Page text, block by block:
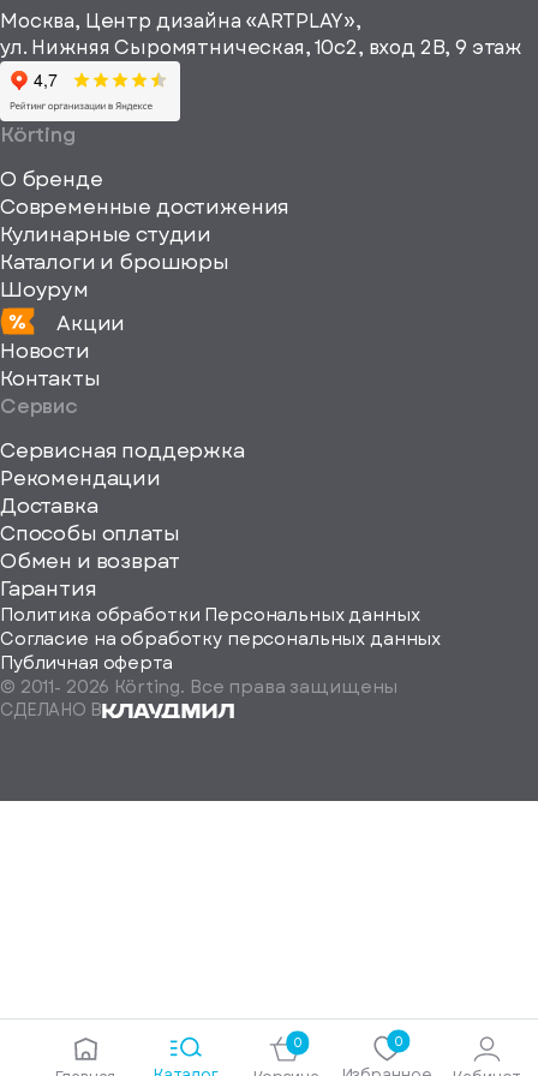
информационные
материалы
viewBox="0
0
Москва, Центр дизайна «ARTPLAY»,
ул. Нижняя Сыромятническая, 10с2, вход 2B, 9 этаж
Körting
О бренде
Современные достижения
Кулинарные студии
Каталоги и брошюры
Шоурум
Акции
Новости
Контакты
Сервис
Сервисная поддержка
Рекомендации
Доставка
Способы оплаты
Обмен и возврат
Гарантия
Политика обработки Персональных данных
Согласие на обработку персональных данных
Публичная оферта
© 2011- 2026 Körting. Все права защищены
СДЕЛАНО В
0 0
Определить
на-
Самара